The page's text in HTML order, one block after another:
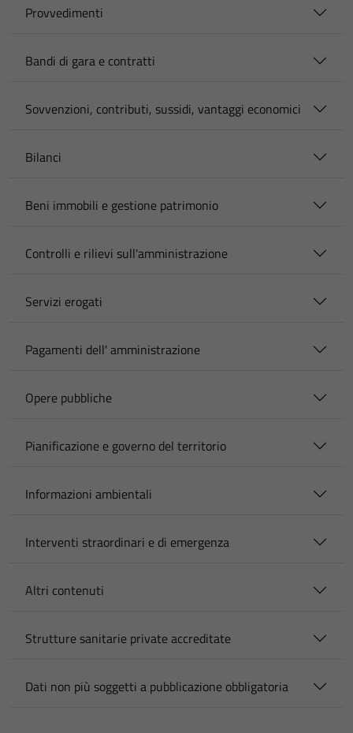
Provvedimenti
Bandi di gara e contratti
Sovvenzioni, contributi, sussidi, vantaggi economici
Bilanci
Beni immobili e gestione patrimonio
Controlli e rilievi sull'amministrazione
Servizi erogati
Pagamenti dell' amministrazione
Opere pubbliche
Pianificazione e governo del territorio
Informazioni ambientali
Interventi straordinari e di emergenza
Altri contenuti
Strutture sanitarie private accreditate
Dati non più soggetti a pubblicazione obbligatoria